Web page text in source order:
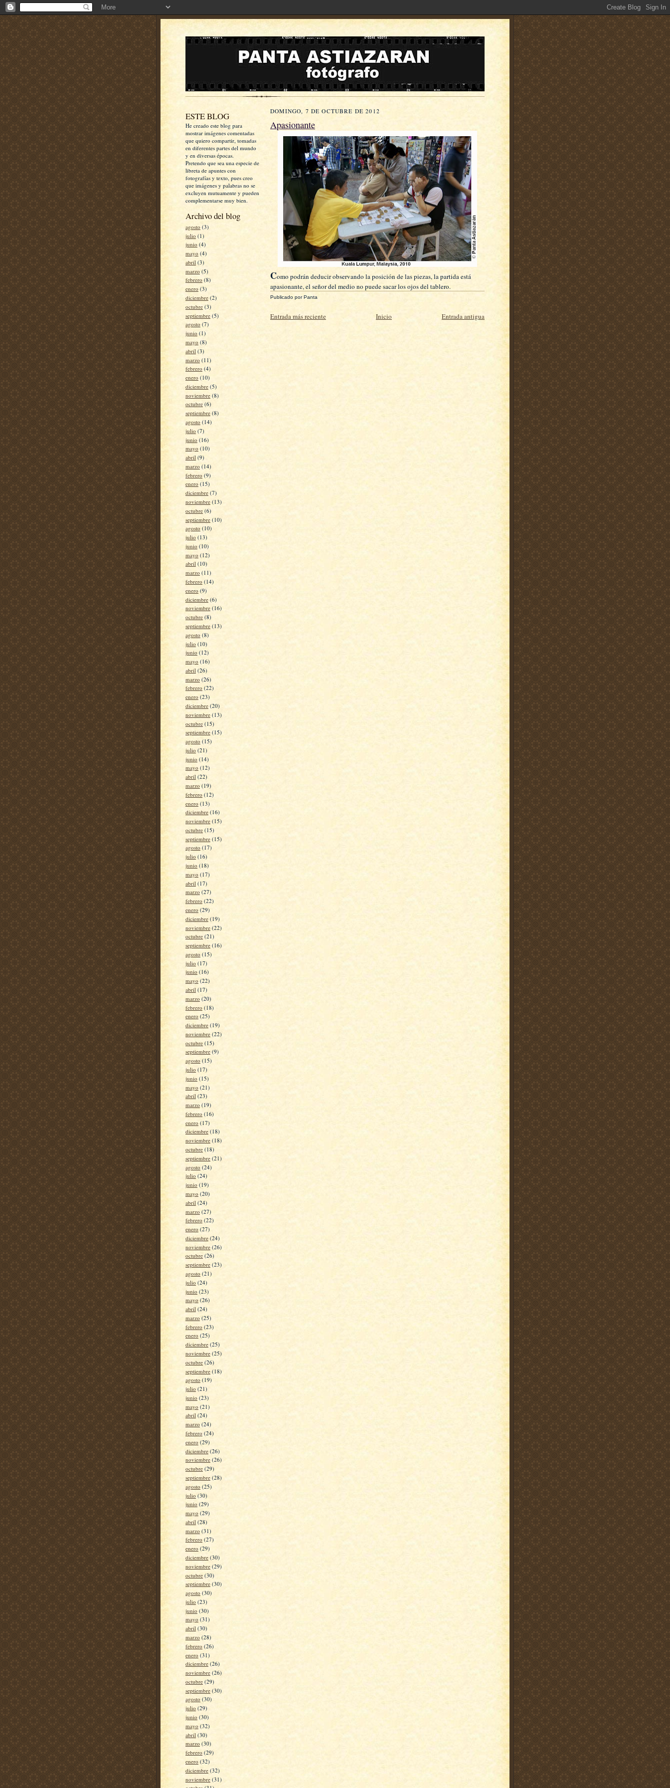
ESTE BLOG
He creado este blog para
mostrar imágenes comentadas
que quiero compartir, tomadas
en diferentes partes del mundo
y en diversas épocas.
Pretendo que sea una especie de
libreta de apuntes con
fotografías y texto, pues creo
que imágenes y palabras no se
excluyen mutuamente y pueden
complementarse muy bien.
Archivo del blog
agosto (3)
julio (1)
junio (4)
mayo (4)
abril (3)
marzo (5)
febrero (8)
enero (3)
diciembre (2)
octubre (3)
septiembre (5)
agosto (7)
junio (1)
mayo (8)
abril (3)
marzo (11)
febrero (4)
enero (10)
diciembre (5)
noviembre (8)
octubre (6)
septiembre (8)
agosto (14)
julio (7)
junio (16)
mayo (10)
abril (9)
marzo (14)
febrero (9)
enero (15)
diciembre (7)
noviembre (13)
octubre (6)
septiembre (10)
agosto (10)
julio (13)
junio (10)
mayo (12)
abril (10)
marzo (11)
febrero (14)
enero (9)
diciembre (6)
noviembre (16)
octubre (8)
septiembre (13)
agosto (8)
julio (10)
junio (12)
mayo (16)
abril (26)
marzo (26)
febrero (22)
enero (23)
diciembre (20)
noviembre (13)
octubre (15)
septiembre (15)
agosto (15)
julio (21)
junio (14)
mayo (12)
abril (22)
marzo (19)
febrero (12)
enero (13)
diciembre (16)
noviembre (15)
octubre (15)
septiembre (15)
agosto (17)
julio (16)
junio (18)
mayo (17)
abril (17)
marzo (27)
febrero (22)
enero (29)
diciembre (19)
noviembre (22)
octubre (21)
septiembre (16)
agosto (15)
julio (17)
junio (16)
mayo (22)
abril (17)
marzo (20)
febrero (18)
enero (25)
diciembre (19)
noviembre (22)
octubre (15)
septiembre (9)
agosto (15)
julio (17)
junio (15)
mayo (21)
abril (23)
marzo (19)
febrero (16)
enero (17)
diciembre (18)
noviembre (18)
octubre (18)
septiembre (21)
agosto (24)
julio (24)
junio (19)
mayo (20)
abril (24)
marzo (27)
febrero (22)
enero (27)
diciembre (24)
noviembre (26)
octubre (26)
septiembre (23)
agosto (21)
julio (24)
junio (23)
mayo (26)
abril (24)
marzo (25)
febrero (23)
enero (25)
diciembre (25)
noviembre (25)
octubre (26)
septiembre (18)
agosto (19)
julio (21)
junio (23)
mayo (21)
abril (24)
marzo (24)
febrero (24)
enero (29)
diciembre (26)
noviembre (26)
octubre (29)
septiembre (28)
agosto (25)
julio (30)
junio (29)
mayo (29)
abril (28)
marzo (31)
febrero (27)
enero (29)
diciembre (30)
noviembre (29)
octubre (30)
septiembre (30)
agosto (30)
julio (23)
junio (30)
mayo (31)
abril (30)
marzo (28)
febrero (26)
enero (31)
diciembre (26)
noviembre (26)
octubre (29)
septiembre (30)
agosto (30)
julio (29)
junio (30)
mayo (32)
abril (30)
marzo (30)
febrero (29)
enero (32)
diciembre (32)
noviembre (31)
DOMINGO, 7 DE OCTUBRE DE 2012
Apasionante
Como podrán deducir observando la posición de las piezas, la partida está
apasionante, el señor del medio no puede sacar los ojos del tablero.
Publicado porPanta
Entrada más reciente Entrada antigua
Inicio